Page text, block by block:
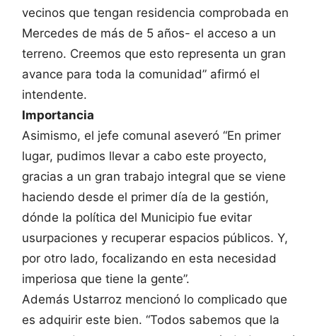
vecinos que tengan residencia comprobada en
Mercedes de más de 5 años- el acceso a un
terreno. Creemos que esto representa un gran
avance para toda la comunidad” afirmó el
intendente.
Importancia
Asimismo, el jefe comunal aseveró “En primer
lugar, pudimos llevar a cabo este proyecto,
gracias a un gran trabajo integral que se viene
haciendo desde el primer día de la gestión,
dónde la política del Municipio fue evitar
usurpaciones y recuperar espacios públicos. Y,
por otro lado, focalizando en esta necesidad
imperiosa que tiene la gente”.
Además Ustarroz mencionó lo complicado que
es adquirir este bien. “Todos sabemos que la